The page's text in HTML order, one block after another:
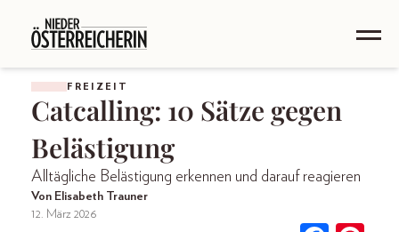
FREIZEIT
Catcalling: 10 Sätze gegen
Belästigung
Alltägliche Belästigung erkennen und darauf reagieren
Von Elisabeth Trauner
12. März 2026